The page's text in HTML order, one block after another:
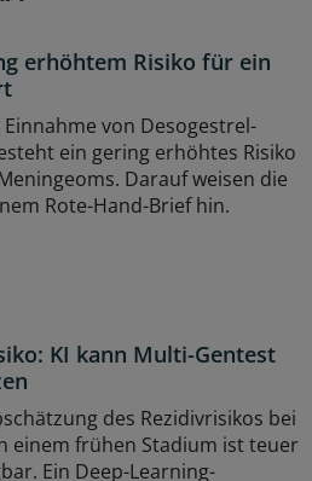
erhöhtem Risiko für ein
von Desogestrel-
ein gering erhöhtes Risiko
Darauf weisen die
Rote-Hand-Brief hin.
KI kann Multi-Gentest
des Rezidivrisikos bei
einem frühen Stadium ist teuer
Ein Deep-Learning-